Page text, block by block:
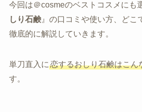
今回は＠cosmeのベストコスメにも
しり石鹸』の口コミや使い方、どこ
徹底的に解説していきます。
単刀直入に 恋するおしり石鹸はこん
す。